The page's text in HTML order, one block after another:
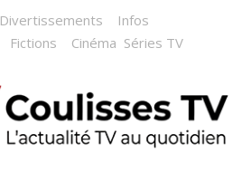
Divertissements
Infos
Fictions Cinéma Séries TV